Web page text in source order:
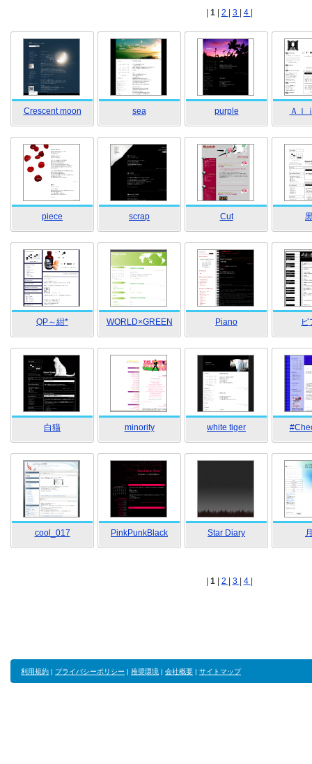
1 2 3 4
Crescent moon sea purple Ａｌ
piece scrap Cut
QP～紺* WORLD×GREEN Piano ピ
白猫 minority white tiger
cool_017 PinkPunkBlack Star Diary
1 2 3 4
利用規約 | プライバシーポリシー | 推奨環境 | 会社概要 | サイトマップ